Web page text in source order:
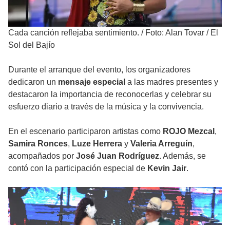
Cada canción reflejaba sentimiento. / Foto: Alan Tovar / El
Sol del Bajío
Durante el arranque del evento, los organizadores
dedicaron un mensaje especial a las madres presentes y
destacaron la importancia de reconocerlas y celebrar su
esfuerzo diario a través de la música y la convivencia.
En el escenario participaron artistas como ROJO Mezcal ,
Samira Ronces, Luze Herrera y Valeria Arreguín,
acompañados por José Juan Rodríguez. Además, se
contó con la participación especial de Kevin Jair.